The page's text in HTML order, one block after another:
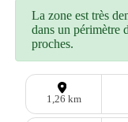
La zone est très
dans un périmètre
proches.
1,26 km